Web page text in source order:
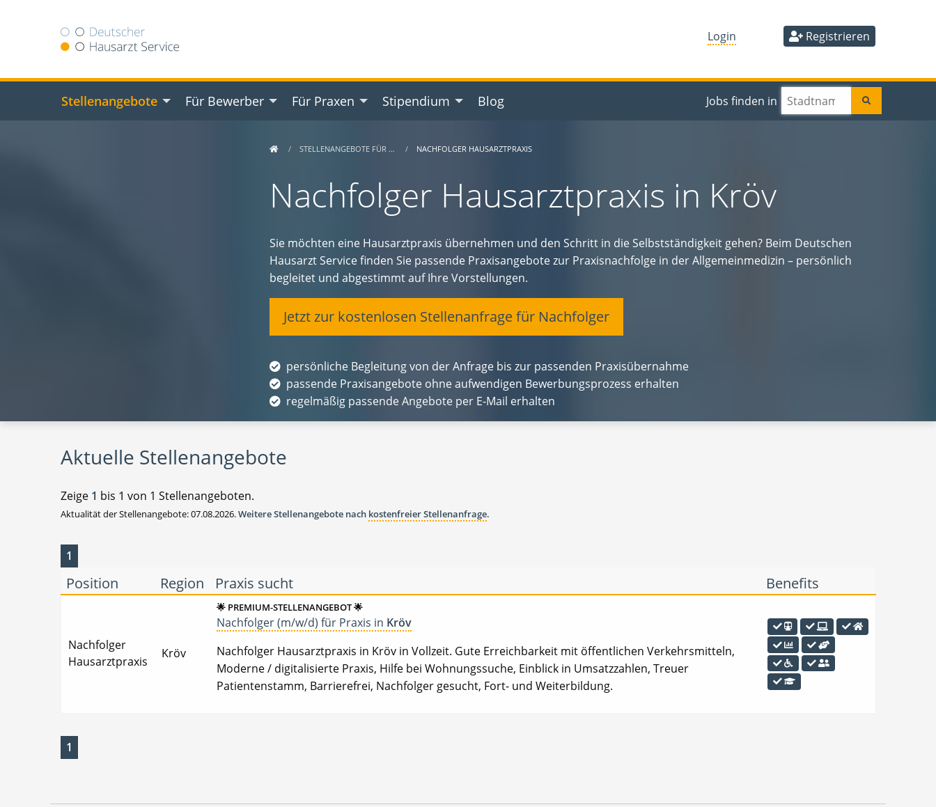
Login Registrieren
Stellenangebote Für Bewerber Für Praxen Stipendium Blog Jobs finden in
STELLENANGEBOTE FÜR … NACHFOLGER HAUSARZTPRAXIS
Nachfolger Hausarztpraxis in Kröv
Sie möchten eine Hausarztpraxis übernehmen und den Schritt in die Selbstständigkeit gehen? Beim Deutschen
Hausarzt Service finden Sie passende Praxisangebote zur Praxisnachfolge in der Allgemeinmedizin – persönlich
begleitet und abgestimmt auf Ihre Vorstellungen.
Jetzt zur kostenlosen Stellenanfrage für Nachfolger
persönliche Begleitung von der Anfrage bis zur passenden Praxisübernahme
passende Praxisangebote ohne aufwendigen Bewerbungsprozess erhalten
regelmäßig passende Angebote per E-Mail erhalten
Aktuelle Stellenangebote
Zeige 1 bis 1 von 1 Stellenangeboten.
Aktualität der Stellenangebote: 07.08.2026.Weitere Stellenangebote nach kostenfreier Stellenanfrage.
1
Position Region Praxis sucht Benefits
Nachfolger
Hausarztpraxis
Kröv
🌟 PREMIUM-STELLENANGEBOT 🌟
Nachfolger (m/w/d) für Praxis in Kröv
Nachfolger Hausarztpraxis in Kröv in Vollzeit. Gute Erreichbarkeit mit öffentlichen Verkehrsmitteln,
Moderne / digitalisierte Praxis, Hilfe bei Wohnungssuche, Einblick in Umsatzzahlen, Treuer
Patientenstamm, Barrierefrei, Nachfolger gesucht, Fort- und Weiterbildung.
1